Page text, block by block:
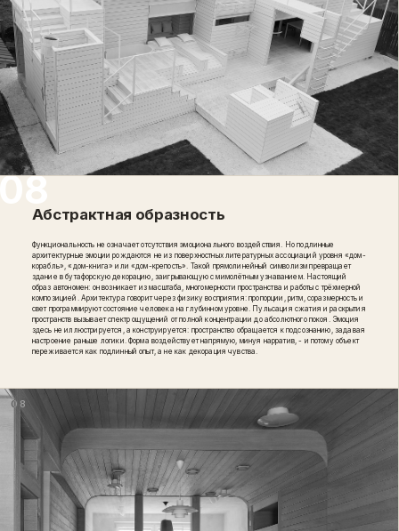
Абстрактная образность
Функциональность не означает отсутствия эмоционального воздействия. Но подлинные
архитектурные эмоции рождаются не из поверхностных литературных ассоциаций уровня «дом-
корабль», «дом-книга» или «дом-крепость». Такой прямолинейный символизм превращает
здание в бутафорскую декорацию, заигрывающую с мимолётным узнаванием. Настоящий
образ автономен: он возникает из масштаба, многомерности пространства и работы с трёхмерной
композицией. Архитектура говорит через физику восприятия: пропорции, ритм, соразмерность и
свет программируют состояние человека на глубинном уровне. Пульсация сжатия и раскрытия
пространств вызывает спектр ощущений от полной концентрации до абсолютного покоя. Эмоция
здесь не иллюстрируется, а конструируется: пространство обращается к подсознанию, задавая
настроение раньше логики. Форма воздействует напрямую, минуя нарратив, - и потому объект
переживается как подлинный опыт, а не как декорация чувства.
08